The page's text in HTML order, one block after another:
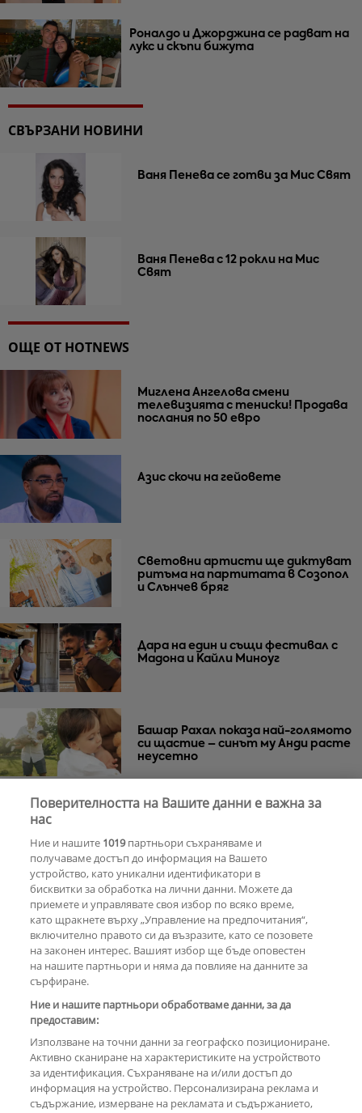
Роналдо и Джорджина се радват на
лукс и скъпи бижута
СВЪРЗАНИ НОВИНИ
Ваня Пенева се готви за Мис Свят
Ваня Пенева с 12 рокли на Мис
Свят
ОЩЕ ОТ HOTNEWS
Миглена Ангелова смени
телевизията с тениски! Продава
послания по 50 евро
Азис скочи на гейовете
Световни артисти ще диктуват
ритъма на партитата в Созопол
и Слънчев бряг
Дара на един и същи фестивал с
Мадона и Кайли Миноуг
Башар Рахал показа най-голямото
си щастие – синът му Анди расте
неусетно
РЕКЛАМА
КОМЕНТАРИ
Поверителността на Вашите данни е важна за
нас
Ние и нашите 1019партньори съхраняваме и
получаваме достъп до информация на Вашето
устройство, като уникални идентификатори в
бисквитки за обработка на лични данни. Можете да
приемете и управлявате своя избор по всяко време,
като щракнете върху „Управление на предпочитания“,
включително правото си да възразите, като се позовете
на законен интерес. Вашият избор ще бъде оповестен
на нашите партньори и няма да повлияе на данните за
сърфиране.
Ние и нашите партньори обработваме данни, за да
предоставим:
Използване на точни данни за географско позициониране.
Активно сканиране на характеристиките на устройството
за идентификация. Съхраняване на и/или достъп до
информация на устройство. Персонализирана реклама и
съдържание, измерване на рекламата и съдържанието,